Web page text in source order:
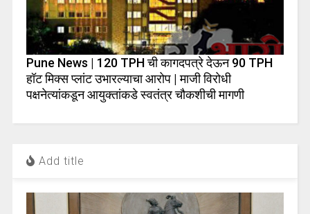
Pune News | 120 TPH ची कागदपत्रे देऊन 90 TPH
हॉट मिक्स प्लांट उभारल्याचा आरोप | माजी विरोधी
पक्षनेत्यांकडून आयुक्तांकडे स्वतंत्र चौकशीची मागणी
Add title